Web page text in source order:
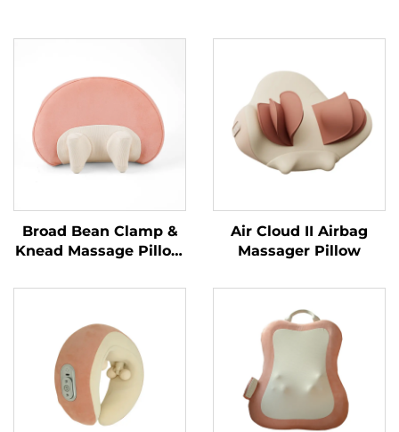
Broad Bean Clamp &
Knead Massage Pillow
Air Cloud II Airbag
Massager Pillow